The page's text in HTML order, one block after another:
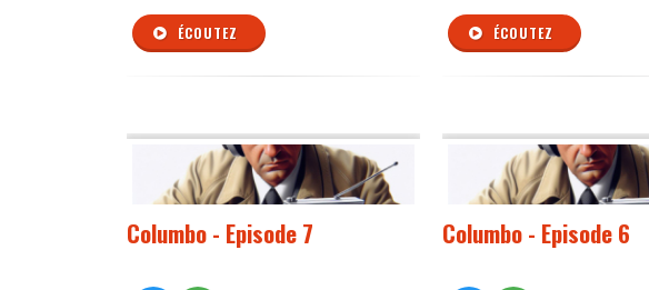
ÉCOUTEZ ÉCOUTEZ
Columbo - Episode 7 Columbo - Episode 6